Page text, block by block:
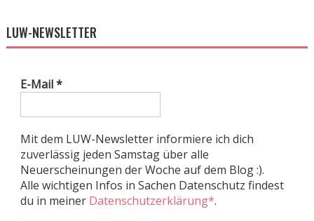
LUW-NEWSLETTER
E-Mail*
Mit dem LUW-Newsletter informiere ich dich
zuverlässig jeden Samstag über alle
Neuerscheinungen der Woche auf dem Blog :).
Alle wichtigen Infos in Sachen Datenschutz findest
du in meiner Datenschutzerklärung*.